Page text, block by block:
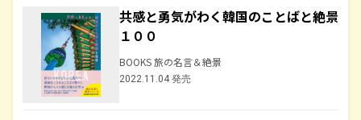
共感と勇気がわく韓国のことばと絶景
１００
BOOKS 旅の名言＆絶景
2022.11.04 発売